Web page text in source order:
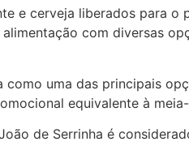
e cerveja liberados para
com diversas
uma das principais
equivalente à
de Serrinha é